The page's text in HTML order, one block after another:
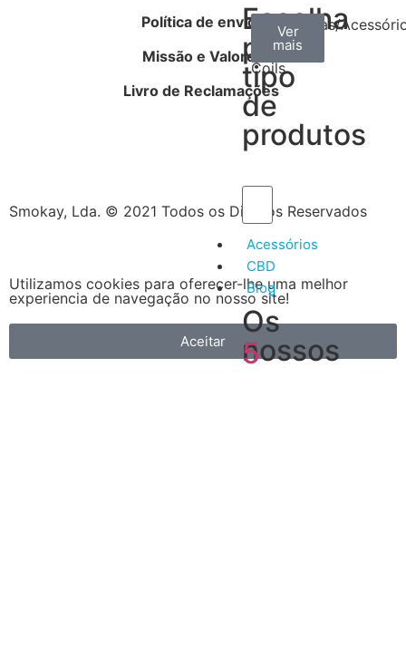
Escolha
por
tipo
de
produtos
Arame
Coils
Ver
mais
Algodão
Ver
mais
Ferramentas/
Ver
mais
Acessórios
CBD
Blog
Os
nossos
5
Política de envios
Missão e Valores
Livro de Reclamações
Smokay, Lda. © 2021 Todos os Direitos Reservados
Utilizamos cookies para oferecer-lhe uma melhor
experiencia de navegação no nosso site!
Aceitar